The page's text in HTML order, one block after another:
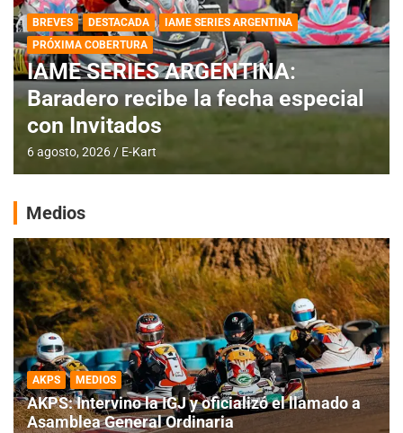
BREVES DESTACADA
IAME SERIES ARGENTINA
PRÓXIMA COBERTURA
IAME SERIES ARGENTINA:
Baradero recibe la fecha especial
con Invitados
6 agosto, 2026 E-Kart
Medios
AKPS MEDIOS
AKPS: Intervino la IGJ y oficializó el llamado a
Asamblea General Ordinaria